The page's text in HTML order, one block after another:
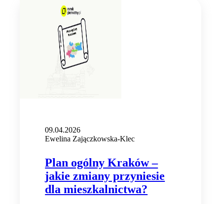
09.04.2026
Ewelina Zajączkowska-Klec
Plan ogólny Kraków –
jakie zmiany przyniesie
dla mieszkalnictwa?